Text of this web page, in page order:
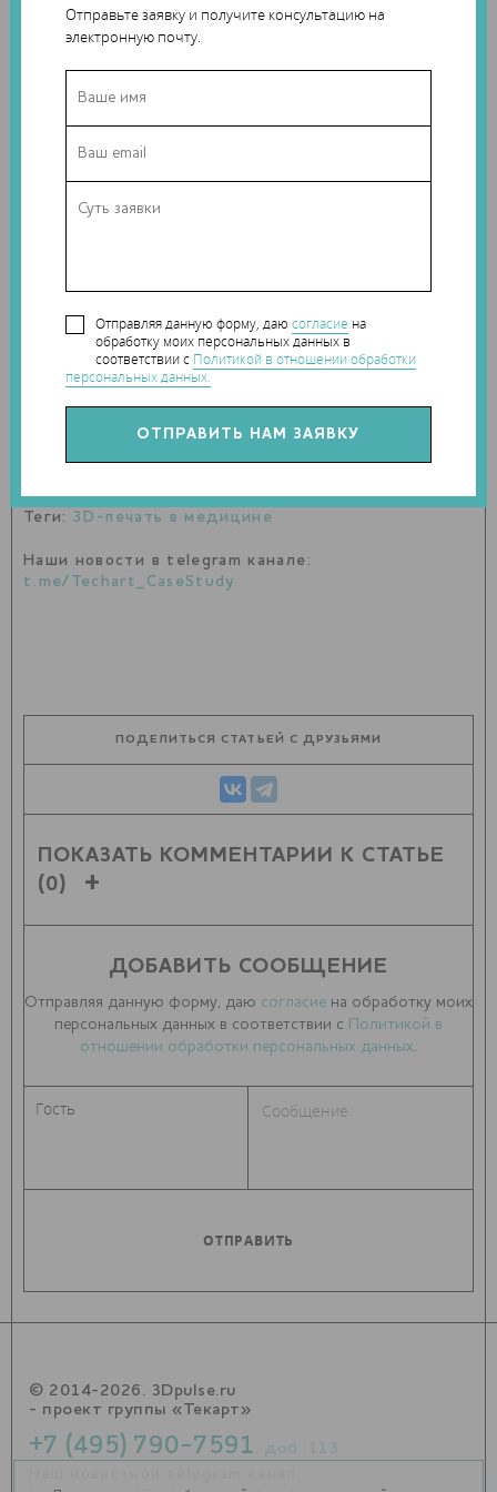
Отправьте заявку и получите консультацию на
электронную почту.
Отправляя данную форму, даюсогласие на
обработку моих персональных данных в
соответствии с Политикой в отношении обработки
персональных данных.
сделать готовый имплантат существенно прочнее.
поэтому она является наиболее широко
распространенным полимером на Земле. По всей
видимости, напечатанные на 3D-принтере имплантаты,
которые постепенно растворяются и доставляют
лекарства, войдут в клиническую практику уже через
Теги:3D-печать в медицине
Наши новости в telegram канале:
t.me/Techart_CaseStudy
ПОДЕЛИТЬСЯ СТАТЬЕЙ С ДРУЗЬЯМИ
ПОКАЗАТЬ КОММЕНТАРИИ К СТАТЬЕ
(0)
ДОБАВИТЬ СООБЩЕНИЕ
Отправляя данную форму, даю согласие на обработку моих
персональных данных в соответствии с
Политикой в
отношении обработки персональных данных.
© 2014-2026. 3Dpulse.ru
- проект группы «Текарт»
+7 (495) 790-7591